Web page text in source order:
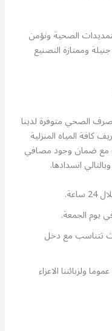
الصحية ونؤمن
وممتازة التصنيع
الصحي متوفرة لدينا
المياه المنزلية
مع ضمان وجود مصافي
انسدادها.
يوم الجمعة.
تتناسب مع دخل
ولزبائننا الاعزاء